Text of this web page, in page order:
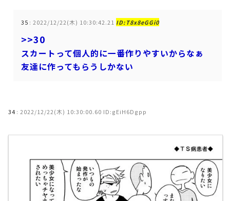
35 : 2022/12/22(木) 10:30:42.21 ID:T8x8eGGi0
>>30
スカートって個人的に一番作りやすいからなぁ
友達に作ってもらうしかない
34 : 2022/12/22(木) 10:30:00.60 ID:gEiH6Dgpp